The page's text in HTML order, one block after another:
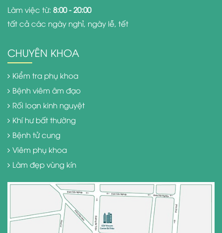
Làm việc từ: 8:00 - 20:00
tất cả các ngày nghỉ, ngày lễ, tết
CHUYÊN KHOA
Kiểm tra phụ khoa
Bệnh viêm âm đạo
Rối loạn kinh nguyệt
Khí hư bất thường
Bệnh tử cung
Viêm phụ khoa
Làm đẹp vùng kín